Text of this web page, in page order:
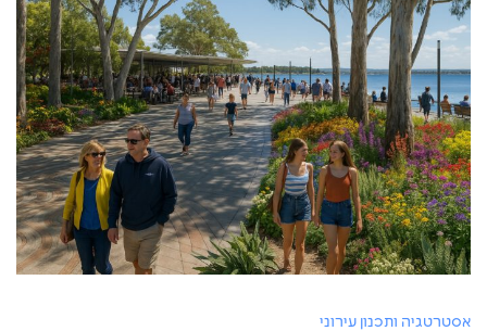
אסטרטגיה ותכנון עירוני